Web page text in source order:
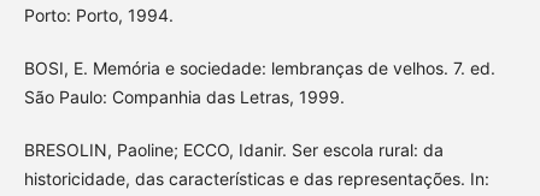
Porto: Porto, 1994.
BOSI, E. Memória e sociedade: lembranças de velhos. 7. ed.
São Paulo: Companhia das Letras, 1999.
BRESOLIN, Paoline; ECCO, Idanir. Ser escola rural: da
historicidade, das características e das representações. In: